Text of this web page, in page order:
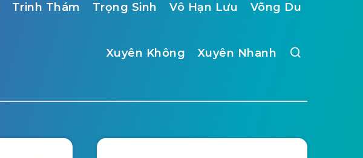
Trinh Thám Trọng Sinh Vô Hạn Lưu Võng Du
Xuyên Không Xuyên Nhanh